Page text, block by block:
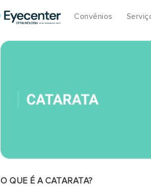
Convênios
O QUE É A CATARATA?